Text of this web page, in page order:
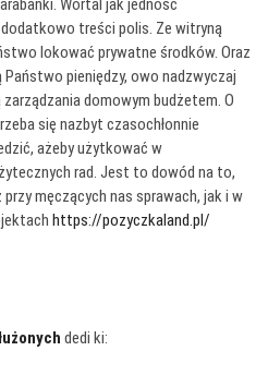
Wortal jak jedność
dodatkowo treści polis. Ze witryną
lokować prywatne środków. Oraz
pieniędzy, owo nadzwyczaj
domowym budżetem. O
się nazbyt czasochłonnie
ażeby użytkować w
rad. Jest to dowód na to,
męczących nas sprawach, jak i w
https://pozyczkaland.pl/
dedi ki: